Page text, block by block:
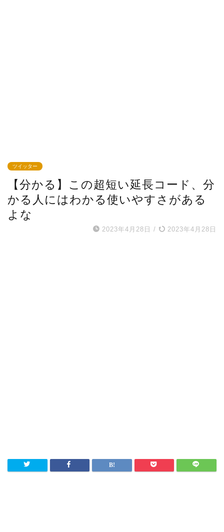
ツイッター
【分かる】この超短い延長コード、分
かる人にはわかる使いやすさがある
よな
2023年4月28日 / 2023年4月28日